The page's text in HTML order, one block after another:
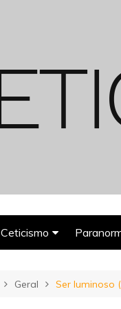
Ceticismo
Espiritualismo
Geral Ser luminoso